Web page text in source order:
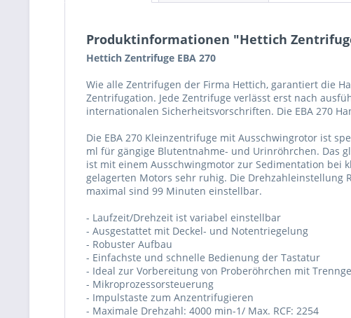
Produktinformationen "Hettich
Hettich Zentrifuge EBA 270
Wie alle Zentrifugen der Firma Hettich, garantiert die
Zentrifugation. Jede Zentrifuge verlässt erst nach
internationalen Sicherheitsvorschriften. Die EBA 270
Die EBA 270 Kleinzentrifuge mit Ausschwingrotor ist
ml für gängige Blutentnahme- und Urinröhrchen. Das
ist mit einem Ausschwingmotor zur Sedimentation bei
gelagerten Motors sehr ruhig. Die
maximal sind 99 Minuten einstellbar.
- Laufzeit/Drehzeit ist variabel einstellbar
- Ausgestattet mit Deckel- und Notentriegelung
- Robuster Aufbau
- Einfachste und schnelle Bedienung der Tastatur
- Ideal zur Vorbereitung von Proberöhrchen mit
- Mikroprozessorsteuerung
- Impulstaste zum Anzentrifugieren
- Maximale Drehzahl: 4000 min-1/ Max. RCF: 2254